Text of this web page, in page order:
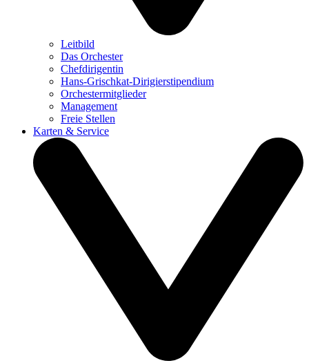
Leitbild
Das Orchester
Chefdirigentin
Hans-Grischkat-Dirigierstipendium
Orchestermitglieder
Management
Freie Stellen
Karten & Service